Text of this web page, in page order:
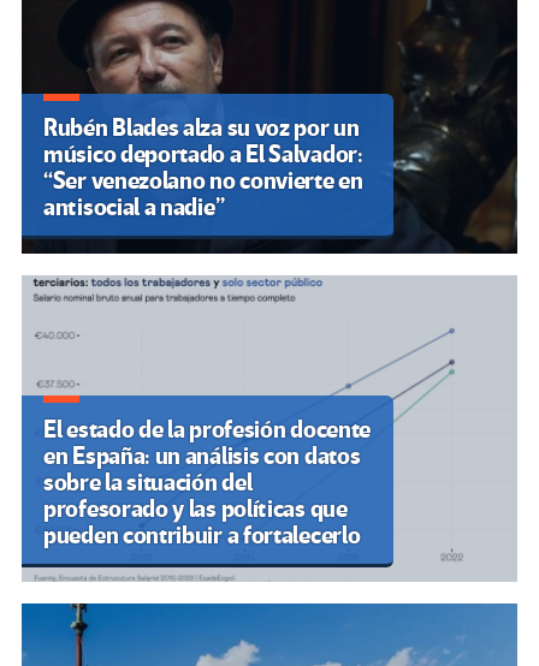
Rubén Blades alza su voz por un
músico deportado a El Salvador:
“Ser venezolano no convierte en
antisocial a nadie”
El estado de la profesión docente
en España: un análisis con datos
sobre la situación del
profesorado y las políticas que
pueden contribuir a fortalecerlo